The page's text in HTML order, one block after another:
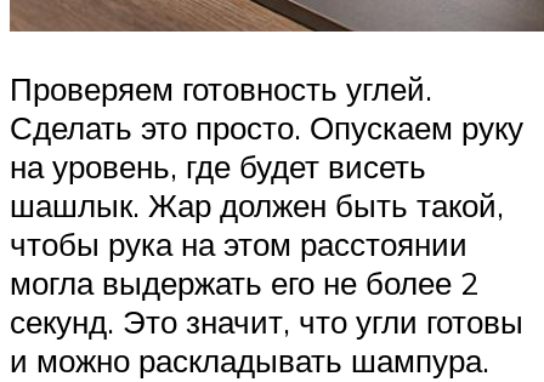
Проверяем готовность углей.
Сделать это просто. Опускаем руку
на уровень, где будет висеть
шашлык. Жар должен быть такой,
чтобы рука на этом расстоянии
могла выдержать его не более 2
секунд. Это значит, что угли готовы
и можно раскладывать шампура.